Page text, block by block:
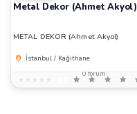
Metal Dekor (Ahmet Akyol)
METAL DEKOR (Ahmet Akyol)
İstanbul / Kağıthane
★★★★★
★★★★★
0 Yorum